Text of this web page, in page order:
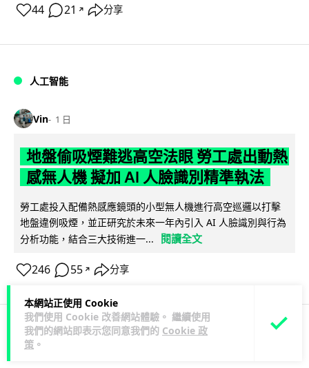
本網站正使用 Cookie
我們使用 Cookie 改善網站體驗。 繼續使用
我們的網站即表示您同意我們的 Cookie 政
策 。
44 21 ↗ 分享
人工智能
Vin 1 日
地盤偷吸煙難逃高空法眼 勞工處出動熱
感無人機 擬加 AI 人臉識別精準執法
勞工處投入配備熱感應鏡頭的小型無人機進行高空巡邏以打擊
地盤違例吸煙，並正研究於未來一年內引入 AI 人臉識別與行為
分析功能，結合三大技術進一...
閱讀全文
246 55 ↗ 分享
人工智能